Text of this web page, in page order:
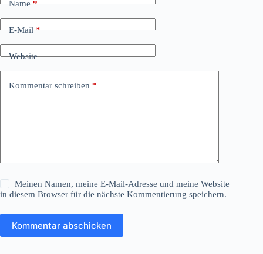
Name*
E-Mail*
Website
Kommentar schreiben *
Meinen Namen, meine E-Mail-Adresse und meine Website
in diesem Browser für die nächste Kommentierung speichern.
Kommentar abschicken